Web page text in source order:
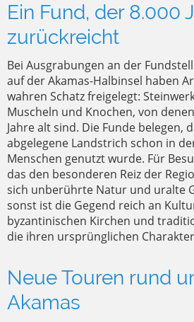
Ein Fund, der 8.000
zurückreicht
Bei Ausgrabungen an der
auf der Akamas-Halbinsel haben
wahren Schatz freigelegt:
Muscheln und Knochen, von
Jahre alt sind. Die Funde belegen,
abgelegene Landstrich schon in
Menschen genutzt wurde. Für
das den besonderen Reiz der
sich unberührte Natur und uralte
sonst ist die Gegend reich an
byzantinischen Kirchen und
die ihren ursprünglichen
Neue Touren rund
Akamas